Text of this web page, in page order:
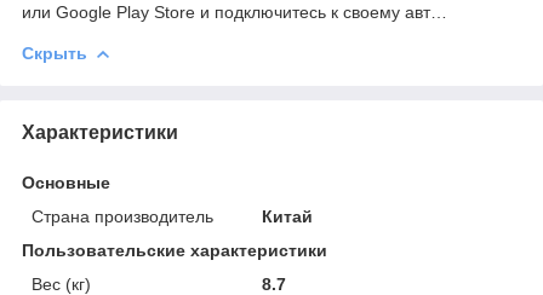
или Google Play Store и подключитесь к своему авт…
Скрыть
Характеристики
Основные
Страна производитель
Китай
Пользовательские характеристики
Вес (кг)
8.7